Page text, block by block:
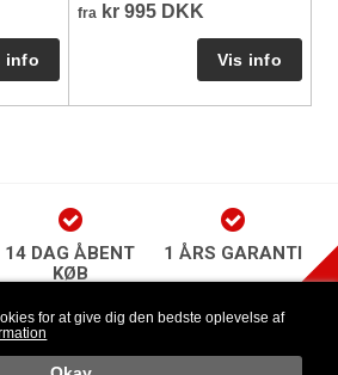
for at give dig den bedste oplevelse af
fra kr 995 DKK
14 DAG ÅBENT
KØB
1 ÅRS GARANTI
play Newsletter